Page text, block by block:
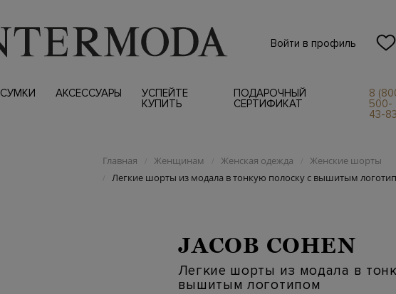
Войти в профиль
СУМКИ АКСЕССУАРЫ
УСПЕЙТЕ
КУПИТЬ
ПОДАРОЧНЫЙ
СЕРТИФИКАТ
8
500-
43-83
Главная / Женщинам / Женская одежда / Женские шорты
/ Легкие шорты из модала в тонкую полоску с вышитым
JACOB COHEN
Легкие шорты из модала в
вышитым логотипом